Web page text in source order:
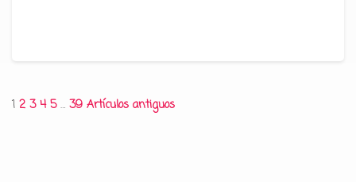
Paginación
1 2 3 4 5 … 39 Artículos antiguos